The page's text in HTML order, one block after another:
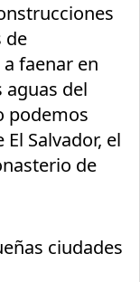
de
faenar en
aguas del
podemos
Salvador, el
de
ciudades